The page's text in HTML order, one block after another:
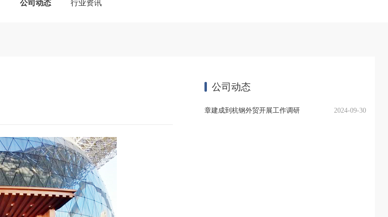
公司动态 行业资讯
公司动态
章建成到杭钢外贸开展工作调研 2024-09-30